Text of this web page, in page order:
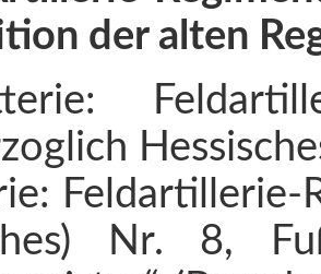
der alten
Feldartillerie-
Nr. 8,